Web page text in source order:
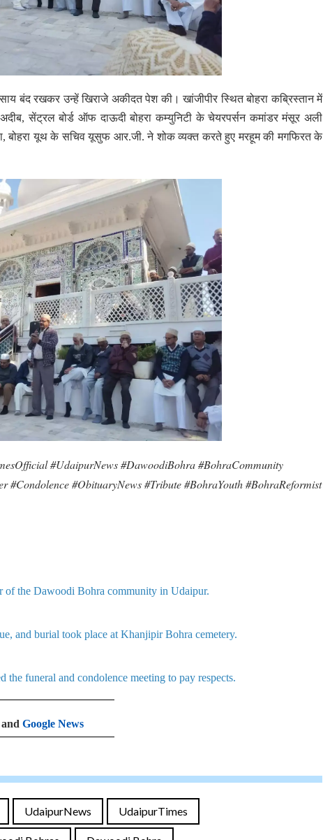
बंद रखकर उन्हें खिराजे अकीदत पेश की। खांजीपीर स्थित बोहरा कब्रिस्तान में
सेंट्रल बोर्ड ऑफ दाऊदी बोहरा कम्युनिटी के चेयरपर्सन कमांडर मंसूर अली
बोहरा यूथ के सचिव यूसुफ आर.जी. ने शोक व्यक्त करते हुए मरहूम की मगफिरत के
#UdaipurNews #DawoodiBohra #BohraCommunity
#Condolence #ObituaryNews #Tribute #BohraYouth #BohraReformist
of the Dawoodi Bohra community in Udaipur.
and burial took place at Khanjipir Bohra cemetery.
the funeral and condolence meeting to pay respects.
Google News
UdaipurNews UdaipurTimes